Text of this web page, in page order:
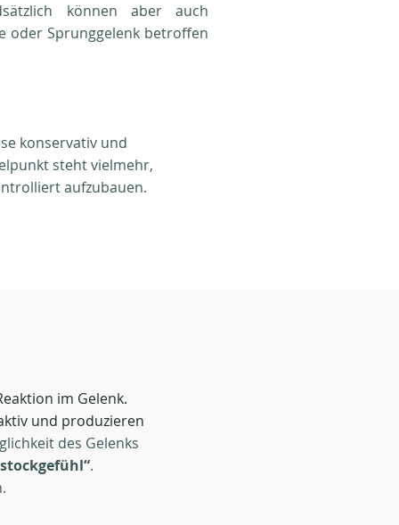
können aber auch
oder Sprunggelenk betroffen
konservativ und
steht vielmehr,
aufzubauen.
im Gelenk.
und produzieren
des Gelenks
.